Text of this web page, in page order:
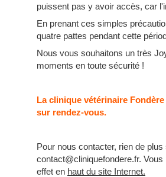
puissent pas y avoir accès, car
En prenant ces simples
quatre pattes pendant cette
Nous vous souhaitons un très
moments en toute sécurité !
La clinique vétérinaire
sur rendez-vous.
Pour nous contacter, rien de
contact@cliniquefondere.fr.
effet en haut du site Internet.